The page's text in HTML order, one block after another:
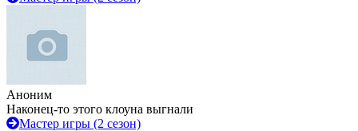
Аноним
Наконец-то этого клоуна выгнали
Мастер игры (2 сезон)